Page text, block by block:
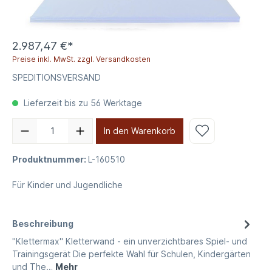
2.987,47 €*
Preise inkl. MwSt. zzgl. Versandkosten
SPEDITIONSVERSAND
Lieferzeit bis zu 56 Werktage
In den Warenkorb
Produktnummer: L-160510
Für Kinder und Jugendliche
Beschreibung
"Klettermax" Kletterwand - ein unverzichtbares Spiel- und
Trainingsgerät Die perfekte Wahl für Schulen, Kindergärten
und The… Mehr